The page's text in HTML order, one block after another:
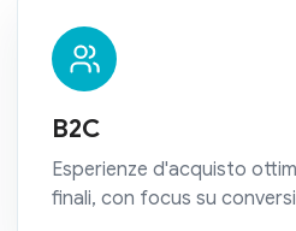
B2C
Esperienze d'acquisto
finali, con focus su